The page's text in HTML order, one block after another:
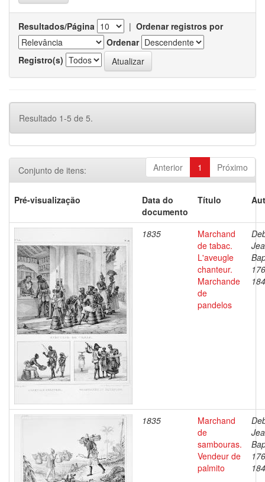
Resultados/Página | Ordenar registros por
Ordenar
Registro(s)
Resultado 1-5 de 5.
Anterior 1 Próximo
Conjunto de itens:
Pré-visualização
Data do
documento
Título
1835
Marchand
de tabac.
L'aveugle
chanteur.
Marchande
de
pandelos
1835
Marchand
de
sambouras.
Vendeur de
palmito